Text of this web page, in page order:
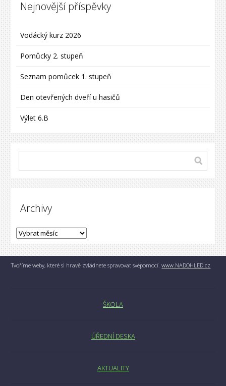
Nejnovější příspěvky
Vodácký kurz 2026
Pomůcky 2. stupeň
Seznam pomůcek 1. stupeň
Den otevřených dveří u hasičů
Výlet 6.B
Archivy
Tvoříme weby, které si hravě zvládnete spravovat svépomocí.www.NADOHLED.cz
ŠKOLA
ÚŘEDNÍ DESKA
AKTUALITY